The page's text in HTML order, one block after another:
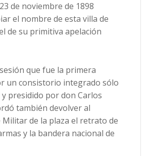
de noviembre de 1898
el nombre de esta villa de
de su primitiva apelación
que fue la primera
un consistorio integrado sólo
presidido por don Carlos
también devolver al
Militar de la plaza el retrato de
y la bandera nacional de